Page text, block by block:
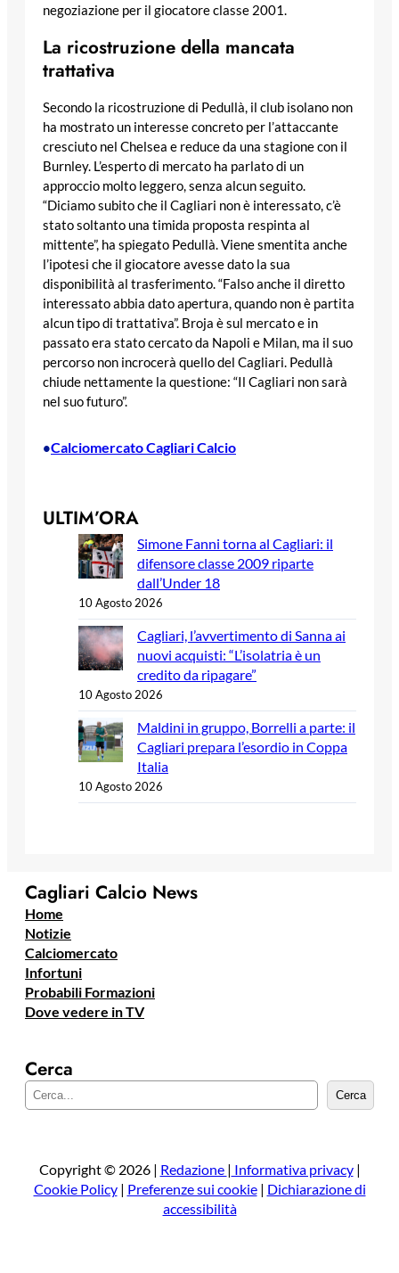
negoziazione per il giocatore classe 2001.
La ricostruzione della mancata
trattativa
Secondo la ricostruzione di Pedullà, il club isolano non
ha mostrato un interesse concreto per l’attaccante
cresciuto nel Chelsea e reduce da una stagione con il
Burnley. L’esperto di mercato ha parlato di un
approccio molto leggero, senza alcun seguito.
“Diciamo subito che il Cagliari non è interessato, c’è
stato soltanto una timida proposta respinta al
mittente”, ha spiegato Pedullà. Viene smentita anche
l’ipotesi che il giocatore avesse dato la sua
disponibilità al trasferimento. “Falso anche il diretto
interessato abbia dato apertura, quando non è partita
alcun tipo di trattativa”. Broja è sul mercato e in
passato era stato cercato da Napoli e Milan, ma il suo
percorso non incrocerà quello del Cagliari. Pedullà
chiude nettamente la questione: “Il Cagliari non sarà
nel suo futuro”.
•Calciomercato Cagliari Calcio
ULTIM’ORA
Simone Fanni torna al Cagliari: il
difensore classe 2009 riparte
dall’Under 18
10 Agosto 2026
Cagliari, l’avvertimento di Sanna ai
nuovi acquisti: “L’isolatria è un
credito da ripagare”
10 Agosto 2026
Maldini in gruppo, Borrelli a parte: il
Cagliari prepara l’esordio in Coppa
Italia
10 Agosto 2026
Cagliari Calcio News
Home
Notizie
Calciomercato
Infortuni
Probabili Formazioni
Dove vedere in TV
Cerca
e
a
Cerca
Copyright © 2026 | Redazione | Informativa privacy|
Cookie Policy| Preferenze sui cookie| Dichiarazione di
accessibilità